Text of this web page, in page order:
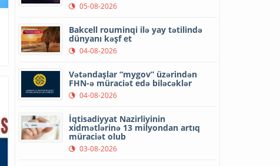
05-08-2026
Bakcell rouminqi ilə yay tətilində
dünyanı kəşf et
04-08-2026
Vətəndaşlar “mygov” üzərindən
FHN-ə müraciət edə biləcəklər
04-08-2026
İqtisadiyyat Nazirliyinin
xidmətlərinə 13 milyondan artıq
müraciət olub
03-08-2026